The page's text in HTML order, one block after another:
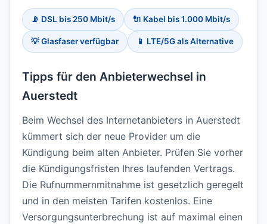
📡 DSL bis 250 Mbit/s 🔌 Kabel bis 1.000 Mbit/s
💡 Glasfaser verfügbar 📱 LTE/5G als Alternative
Tipps für den Anbieterwechsel in
Auerstedt
Beim Wechsel des Internetanbieters in Auerstedt
kümmert sich der neue Provider um die
Kündigung beim alten Anbieter. Prüfen Sie vorher
die Kündigungsfristen Ihres laufenden Vertrags.
Die Rufnummernmitnahme ist gesetzlich geregelt
und in den meisten Tarifen kostenlos. Eine
Versorgungsunterbrechung ist auf maximal einen